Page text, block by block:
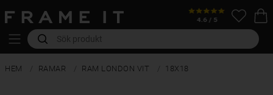
HEM RAMAR RAM LONDON VIT 18X18